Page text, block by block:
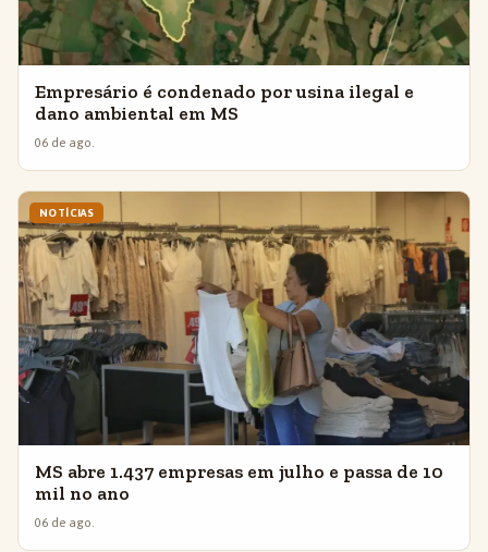
Empresário é condenado por usina ilegal e
dano ambiental em MS
06 de ago.
NOTÍCIAS
MS abre 1.437 empresas em julho e passa de 10
mil no ano
06 de ago.